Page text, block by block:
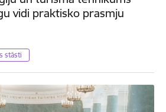
vidi praktisko prasmju
stāsti